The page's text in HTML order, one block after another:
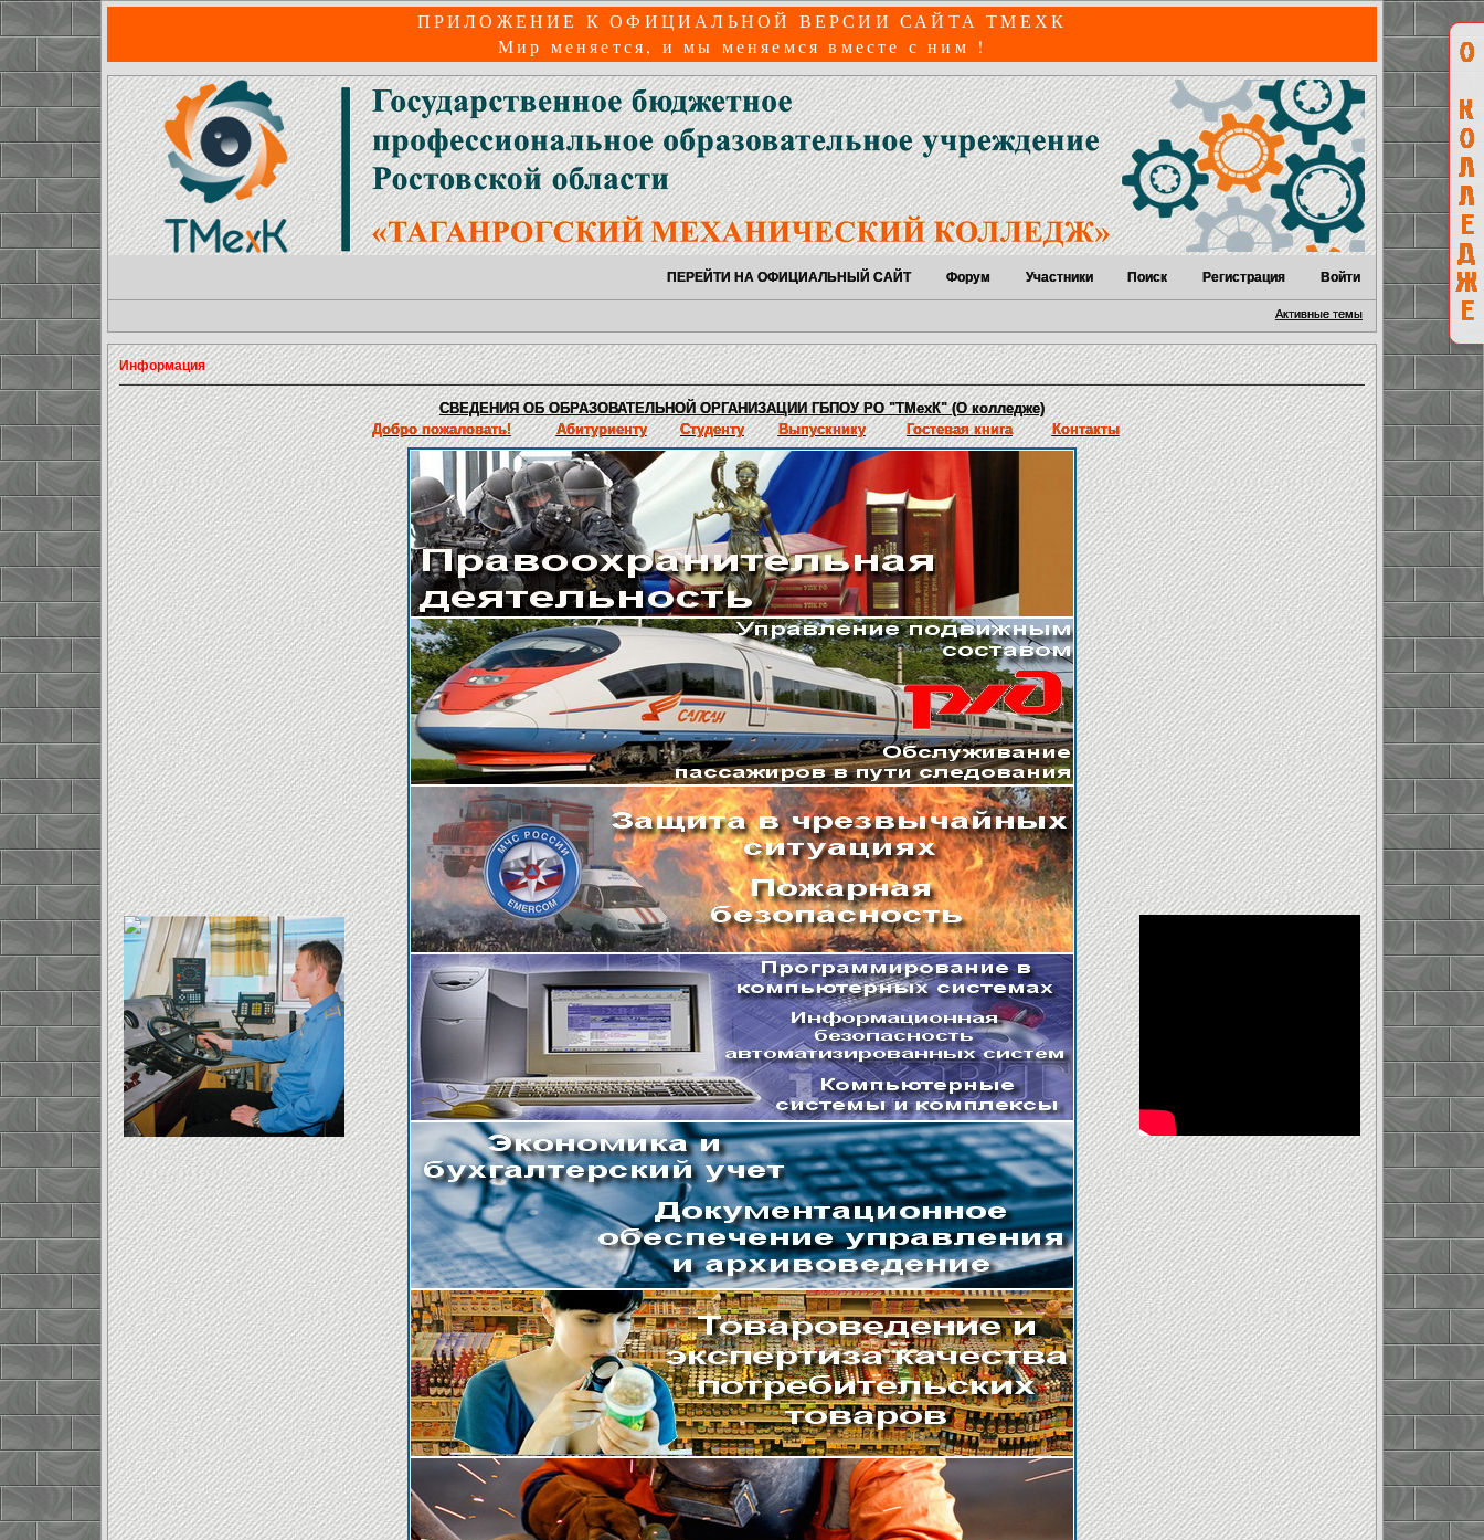
ПРИЛОЖЕНИЕ К ОФИЦИАЛЬНОЙ ВЕРСИИ САЙТА ТМЕХК
Мир меняется, и мы меняемся вместе с ним !
ПЕРЕЙТИ НА ОФИЦИАЛЬНЫЙ САЙТ Форум Участники Поиск Регистрация Войти
Активные темы
Информация
СВЕДЕНИЯ ОБ ОБРАЗОВАТЕЛЬНОЙ ОРГАНИЗАЦИИ ГБПОУ РО "ТМехК" (О колледже)
Добро пожаловать!
Абитуриенту Студенту Выпускнику Гостевая книга Контакты